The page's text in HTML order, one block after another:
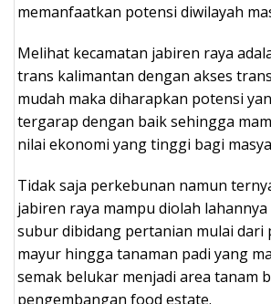
memanfaatkan potensi diwilayah
Melihat kecamatan jabiren raya
trans kalimantan dengan akses
mudah maka diharapkan potensi
tergarap dengan baik sehingga
nilai ekonomi yang tinggi bagi
Tidak saja perkebunan namun
jabiren raya mampu diolah
subur dibidang pertanian mulai dari
mayur hingga tanaman padi yang
semak belukar menjadi area tanam
pengembangan food estate.